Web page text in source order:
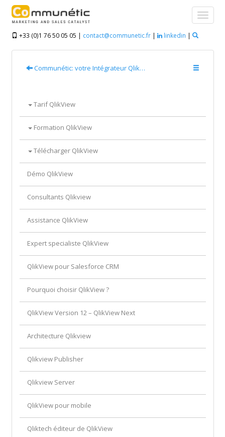
+33 (0)1 76 50 05 05 | contact@communetic.fr| linkedin |
Communétic: votre Intégrateur QlikView & Qlik Sense ®
Tarif QlikView
Formation QlikView
Télécharger QlikView
Démo QlikView
Consultants Qlikview
Assistance QlikView
Expert specialiste QlikView
QlikView pour Salesforce CRM
Pourquoi choisir QlikView ?
QlikView Version 12 – QlikView Next
Architecture Qlikview
Qlikview Publisher
Qlikview Server
QlikView pour mobile
Qliktech éditeur de QlikView